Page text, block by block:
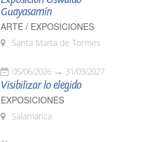
Guayasamín
ARTE / EXPOSICIONES
Santa Marta de Tormes
05/06/2026 31/03/2027
Visibilizar lo elegido
EXPOSICIONES
Salamanca